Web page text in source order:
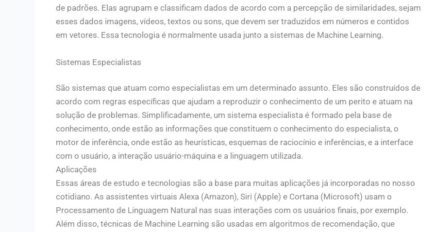
de padrões. Elas agrupam e classificam dados de acordo com a percepção de similaridades, sejam
esses dados imagens, vídeos, textos ou sons, que devem ser traduzidos em números e contidos
em vetores. Essa tecnologia é normalmente usada junto a sistemas de Machine Learning.
Sistemas Especialistas
São sistemas que atuam como especialistas em um determinado assunto. Eles são construídos de
acordo com regras específicas que ajudam a reproduzir o conhecimento de um perito e atuam na
solução de problemas. Simplificadamente, um sistema especialista é formado pela base de
conhecimento, onde estão as informações que constituem o conhecimento do especialista, o
motor de inferência, onde estão as heurísticas, esquemas de raciocínio e inferências, e a interface
com o usuário, a interação usuário-máquina e a linguagem utilizada.
Aplicações
Essas áreas de estudo e tecnologias são a base para muitas aplicações já incorporadas no nosso
cotidiano. As assistentes virtuais Alexa (Amazon), Siri (Apple) e Cortana (Microsoft) usam o
Processamento de Linguagem Natural nas suas interações com os usuários finais, por exemplo.
Além disso, técnicas de Machine Learning são usadas em algoritmos de recomendação, que